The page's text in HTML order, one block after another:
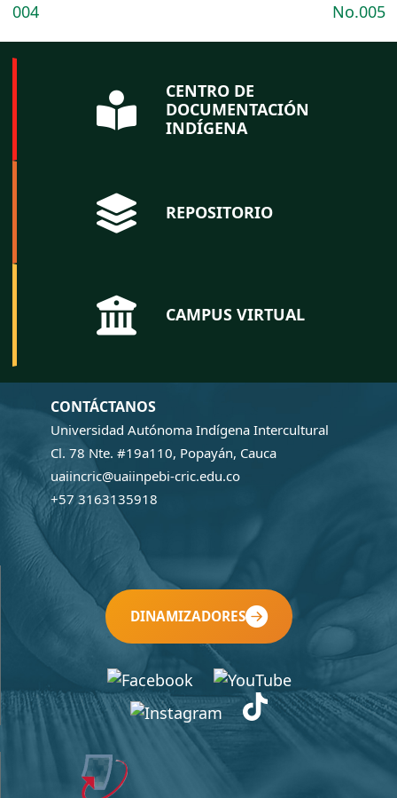
004
No.005
CENTRO DE
DOCUMENTACIÓN
INDÍGENA
REPOSITORIO
CAMPUS VIRTUAL
CONTÁCTANOS
Universidad Autónoma Indígena Intercultural
Cl. 78 Nte. #19a110, Popayán, Cauca
uaiincric@uaiinpebi-cric.edu.co
+57 3163135918
DINAMIZADORES